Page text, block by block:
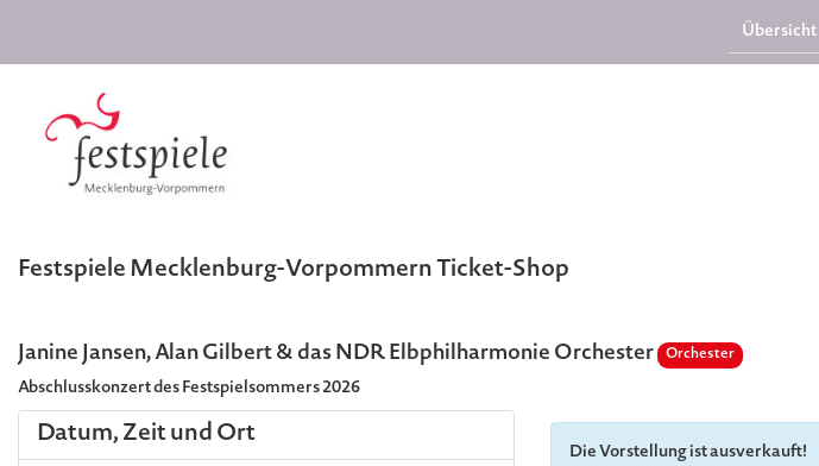
Übersicht
Festspiele Mecklenburg-Vorpommern Ticket-Shop
Janine Jansen, Alan Gilbert & das NDR Elbphilharmonie Orchester Orchester
Abschlusskonzert des Festspielsommers 2026
Datum, Zeit und Ort
Die Vorstellung ist ausverkauft!